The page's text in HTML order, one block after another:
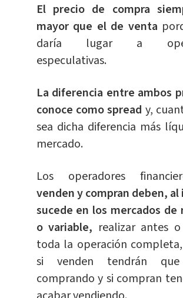
El precio de compra
mayor que el de venta
daría lugar a
especulativas.
La diferencia entre ambos
conoce como spread y,
sea dicha diferencia más
mercado.
Los operadores
venden y compran deben, al
sucede en los mercados
o variable, realizar antes
toda la operación
si venden tendrán
comprando y si compran